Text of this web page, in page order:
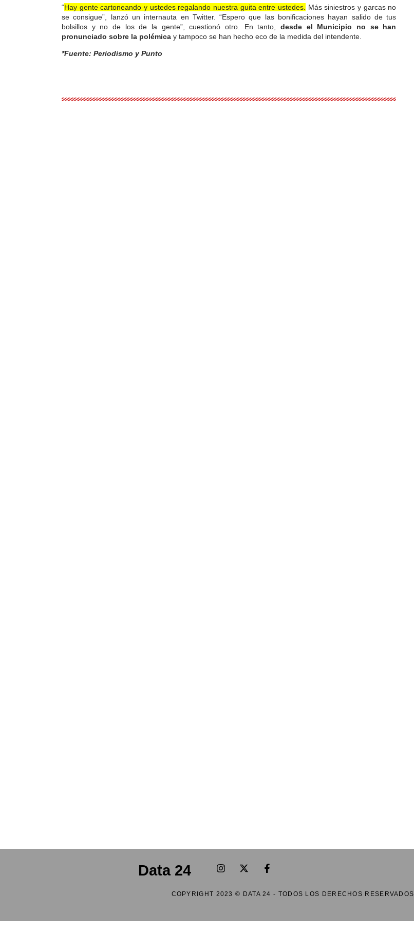
“Hay gente cartoneando y ustedes regalando nuestra guita entre ustedes.
Más siniestros y garcas no
se consigue”, lanzó un internauta en Twitter. “Espero que las bonificaciones hayan salido de tus
bolsillos y no de los de la gente”, cuestionó otro. En tanto, desde el Municipio no se han
pronunciado sobre la polémica y tampoco se han hecho eco de la medida del intendente.
*Fuente: Periodismo y Punto
Data 24
COPYRIGHT 2023 © DATA 24 - TODOS LOS DERECHOS RESERVADOS